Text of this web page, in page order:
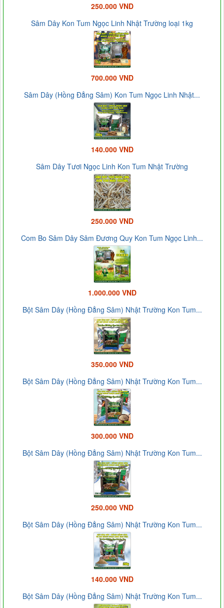
250.000 VND
Sâm Dây Kon Tum Ngọc Linh Nhật Trường loại 1kg
700.000 VND
Sâm Dây (Hồng Đẳng Sâm) Kon Tum Ngọc Linh Nhật...
140.000 VND
Sâm Dây Tươi Ngọc Linh Kon Tum Nhật Trường
250.000 VND
Com Bo Sâm Dây Sâm Đương Quy Kon Tum Ngọc Linh...
1.000.000 VND
Bột Sâm Dây (Hồng Đẳng Sâm) Nhật Trường Kon Tum...
350.000 VND
Bột Sâm Dây (Hồng Đẳng Sâm) Nhật Trường Kon Tum...
300.000 VND
Bột Sâm Dây (Hồng Đẳng Sâm) Nhật Trường Kon Tum...
250.000 VND
Bột Sâm Dây (Hồng Đẳng Sâm) Nhật Trường Kon Tum...
140.000 VND
Bột Sâm Dây (Hồng Đẳng Sâm) Nhật Trường Kon Tum...